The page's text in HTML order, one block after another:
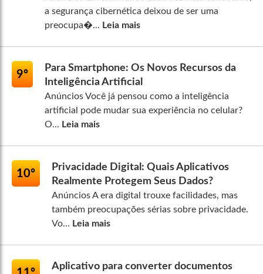
a segurança cibernética deixou de ser uma
preocupa�... Leia mais
9º
Para Smartphone: Os Novos Recursos da
Inteligência Artificial
Anúncios Você já pensou como a inteligência
artificial pode mudar sua experiência no celular?
O... Leia mais
10º
Privacidade Digital: Quais Aplicativos
Realmente Protegem Seus Dados?
Anúncios A era digital trouxe facilidades, mas
também preocupações sérias sobre privacidade.
Vo... Leia mais
Aplicativo para converter documentos